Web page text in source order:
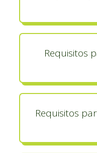
Requisitos
Requisitos